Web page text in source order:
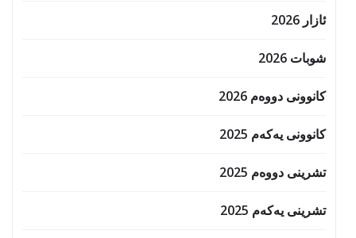
ئازار 2026
شوبات 2026
کانوونی دووەم 2026
کانوونی یەکەم 2025
تشرینی دووەم 2025
تشرینی یەکەم 2025